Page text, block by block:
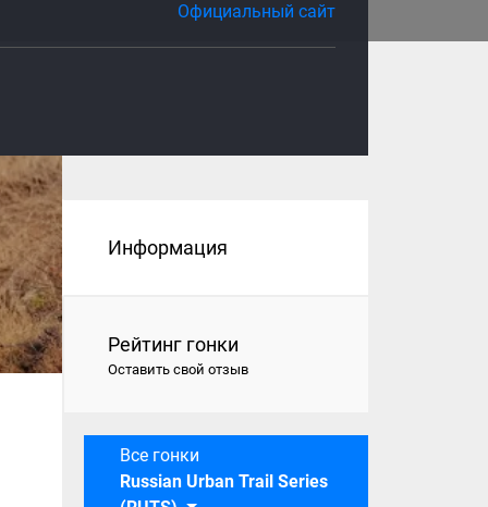
Официальный сайт
Информация
Рейтинг гонки
Оставить свой отзыв
Все гонки
Russian Urban Trail Series